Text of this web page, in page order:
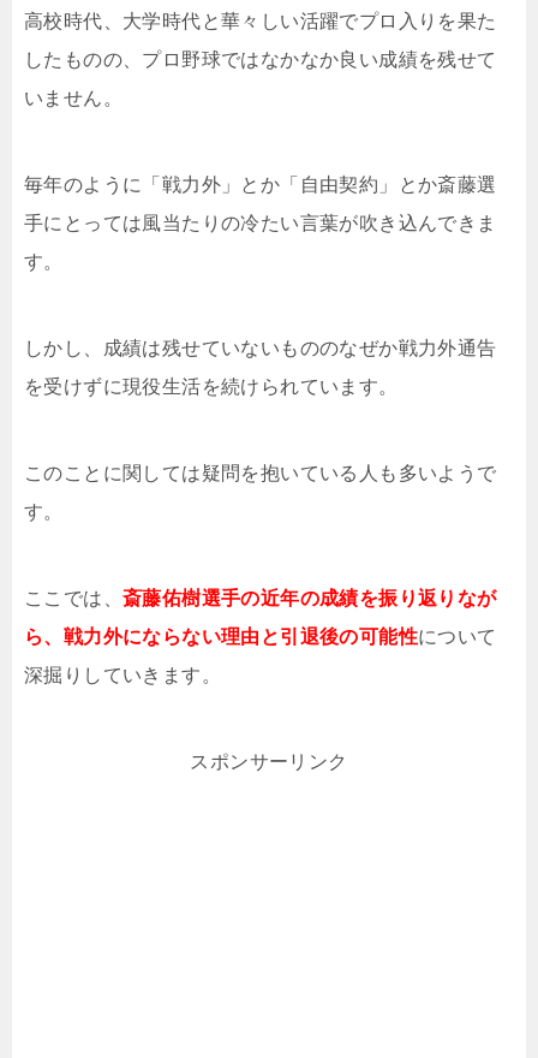
高校時代、大学時代と華々しい活躍でプロ入りを果た
したものの、プロ野球ではなかなか良い成績を残せて
いません。
毎年のように「戦力外」とか「自由契約」とか斎藤選
手にとっては風当たりの冷たい言葉が吹き込んできま
す。
しかし、成績は残せていないもののなぜか戦力外通告
を受けずに現役生活を続けられています。
このことに関しては疑問を抱いている人も多いようで
す。
ここでは、斎藤佑樹選手の近年の成績を振り返りなが
ら、戦力外にならない理由と引退後の可能性について
深掘りしていきます。
スポンサーリンク